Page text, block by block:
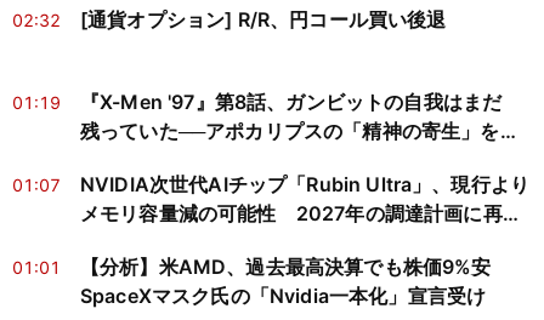
02:32 [通貨オプション] R/R、円コール買い後退
01:19
『X-Men '97』第8話、ガンビットの自我はまだ
残っていた──アポカリプスの「精神の寄生」を神
01:07
NVIDIA次世代AIチップ「Rubin Ultra」、現行より
メモリ容量減の可能性 2027年の調達計画に再検
01:01
【分析】米AMD、過去最高決算でも株価9%安
SpaceXマスク氏の「Nvidia一本化」宣言受け